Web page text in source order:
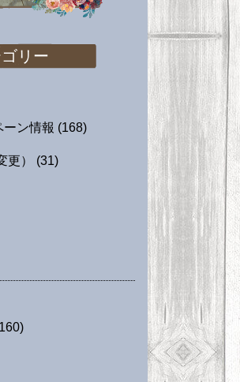
リー
ーン情報 (168)
更） (31)